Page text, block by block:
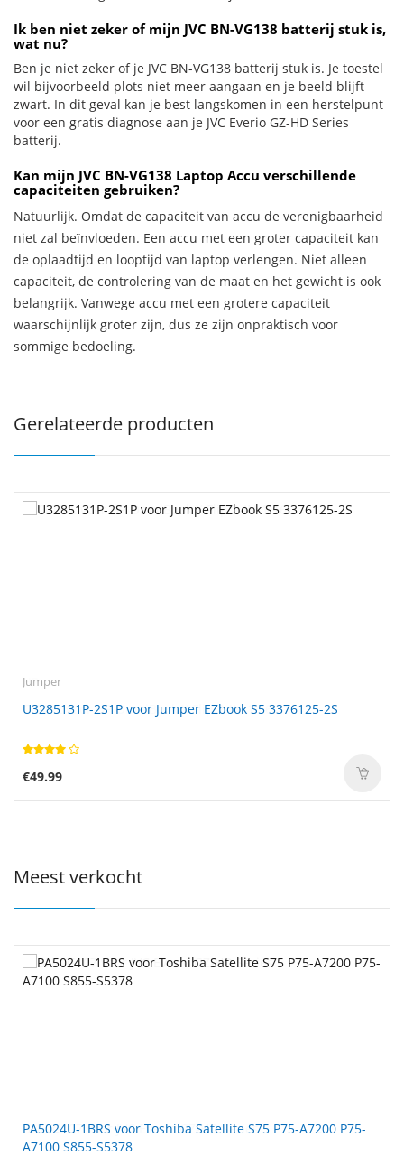
Ik ben niet zeker of mijn JVC BN-VG138 batterij stuk is,
wat nu?
Ben je niet zeker of je JVC BN-VG138 batterij stuk is. Je toestel
wil bijvoorbeeld plots niet meer aangaan en je beeld blijft
zwart. In dit geval kan je best langskomen in een herstelpunt
voor een gratis diagnose aan je JVC Everio GZ-HD Series
batterij.
Kan mijn JVC BN-VG138 Laptop Accu verschillende
capaciteiten gebruiken?
Natuurlijk. Omdat de capaciteit van accu de verenigbaarheid
niet zal beïnvloeden. Een accu met een groter capaciteit kan
de oplaadtijd en looptijd van laptop verlengen. Niet alleen
capaciteit, de controlering van de maat en het gewicht is ook
belangrijk. Vanwege accu met een grotere capaciteit
waarschijnlijk groter zijn, dus ze zijn onpraktisch voor
sommige bedoeling.
Gerelateerde producten
Jumper
U3285131P-2S1P voor Jumper EZbook S5 3376125-2S
€49.99
Meest verkocht
PA5024U-1BRS voor Toshiba Satellite S75 P75-A7200 P75-
A7100 S855-S5378